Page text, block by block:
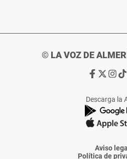
© LA VOZ DE
Ir
de
La
Voz
Almería
Ir
de
La
Voz
Ir
de
La
Descarga la
Aviso legal
Política de